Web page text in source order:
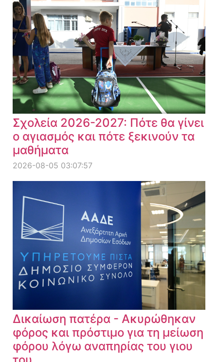
Σχολεία 2026-2027: Πότε θα γίνει
ο αγιασμός και πότε ξεκινούν τα
μαθήματα
2026-08-05 03:07:57
Δικαίωση πατέρα - Ακυρώθηκαν
φόρος και πρόστιμο για τη μείωση
φόρου λόγω αναπηρίας του γιου